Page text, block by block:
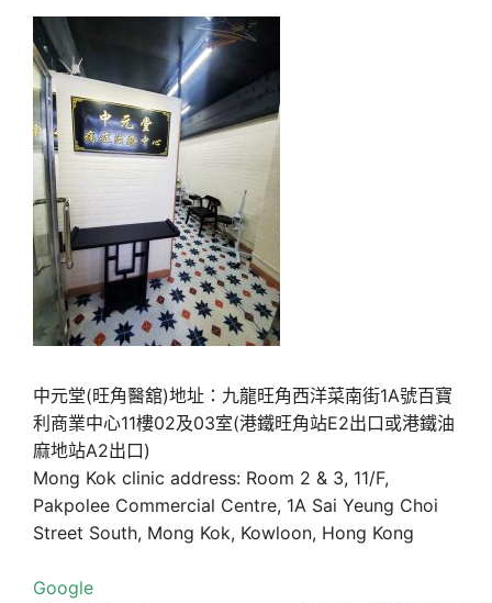
中元堂(旺角醫舘)地址：九龍旺角西洋菜南街1A號百寶
利商業中心11樓02及03室(港鐵旺角站E2出口或港鐵油
麻地站A2出口)
Mong Kok clinic address: Room 2 & 3, 11/F,
Pakpolee Commercial Centre, 1A Sai Yeung Choi
Street South, Mong Kok, Kowloon, Hong Kong
Google